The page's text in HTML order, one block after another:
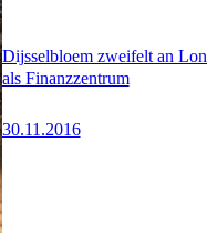
Dijsselbloem zweifelt an
als Finanzzentrum
30.11.2016